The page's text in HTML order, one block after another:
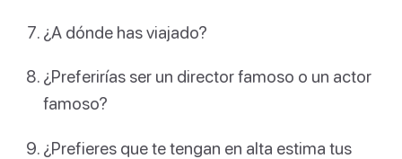
¿A dónde has viajado?
¿Preferirías ser un director famoso o un actor
famoso?
¿Prefieres que te tengan en alta estima tus